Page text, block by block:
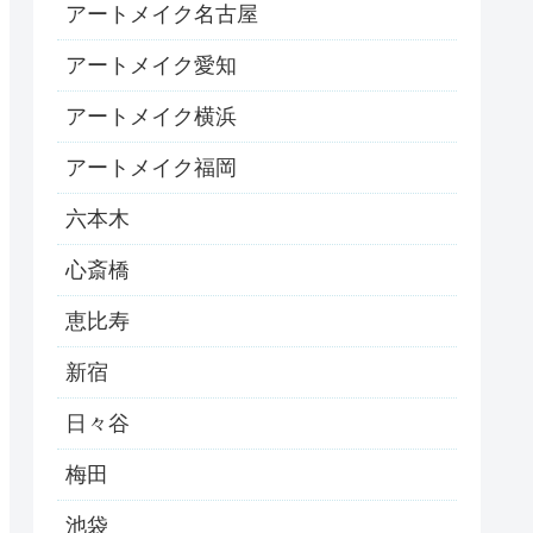
アートメイク名古屋
アートメイク愛知
アートメイク横浜
アートメイク福岡
六本木
心斎橋
恵比寿
新宿
日々谷
梅田
池袋